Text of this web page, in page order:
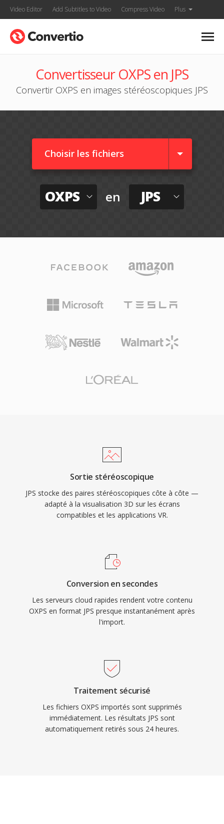
Video Editor Add Subtitles to Video Compress Video Plus
Convertisseur OXPS en JPS
Convertir OXPS en images stéréoscopiques JPS
Choisir les fichiers
OXPS en JPS
Sortie stéréoscopique
JPS stocke des paires stéréoscopiques côte à côte —
adapté à la visualisation 3D sur les écrans
compatibles et les applications VR.
Conversion en secondes
Les serveurs cloud rapides rendent votre contenu
OXPS en format JPS presque instantanément après
l'import.
Traitement sécurisé
Les fichiers OXPS importés sont supprimés
immédiatement. Les résultats JPS sont
automatiquement retirés sous 24 heures.